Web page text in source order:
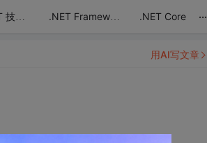
寻找 .NET 技术达人 .NET Framework .NET Core ...
用AI写文章